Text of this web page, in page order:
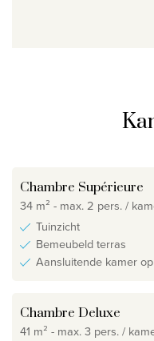
Chambre Supérieure
34 m² - max. 2 pers. /
Tuinzicht
Bemeubeld terras
Aansluitende kamer
Chambre Deluxe
41 m² - max. 3 pers. /